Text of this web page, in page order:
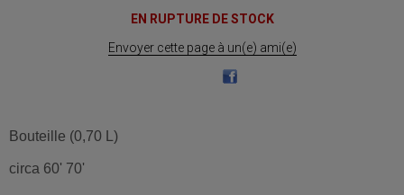
EN RUPTURE DE STOCK
Envoyer cette page à un(e) ami(e)
Bouteille (0,70 L)
circa 60' 70'